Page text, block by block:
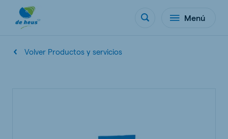
Menú
Volver Productos y servicios